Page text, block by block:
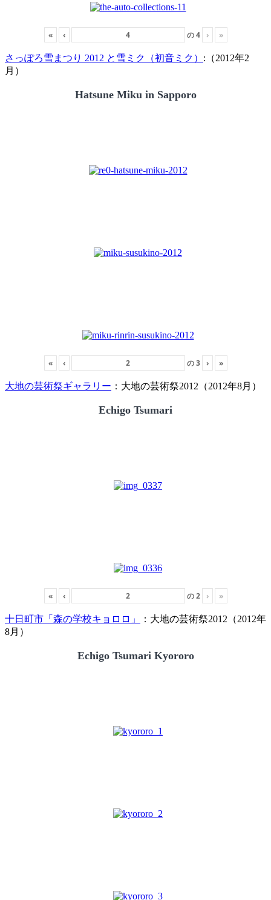
« ‹ の4 › »
さっぽろ雪まつり 2012 と雪ミク（初音ミク） :（2012年2
月）
Hatsune Miku in Sapporo
« ‹ の3 › »
大地の芸術祭ギャラリー ：大地の芸術祭2012（2012年8月）
Echigo Tsumari
« ‹ の2 › »
十日町市「森の学校キョロロ」
：大地の芸術祭2012（2012年
8月）
Echigo Tsumari Kyororo